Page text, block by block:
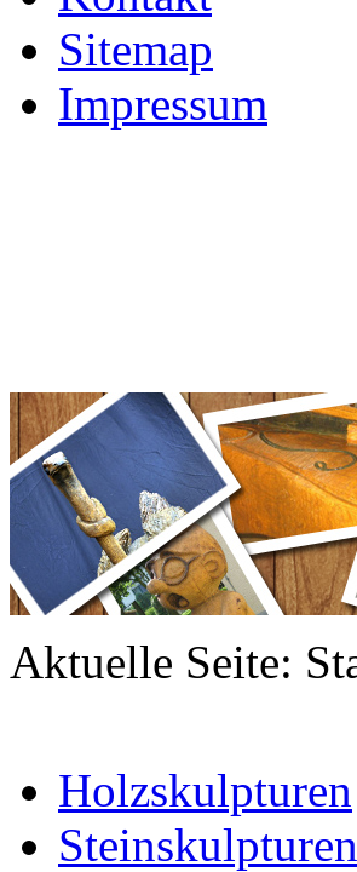
Sitemap
Impressum
Aktuelle Seite:
Holzskulpturen
Steinskulpturen